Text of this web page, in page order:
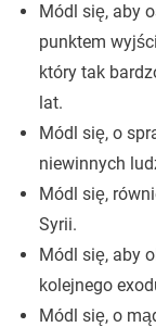
Módl się, aby
punktem
który tak
lat.
Módl się, o
niewinnych
Módl się,
Syrii.
Módl się, aby
kolejnego
Módl się, o